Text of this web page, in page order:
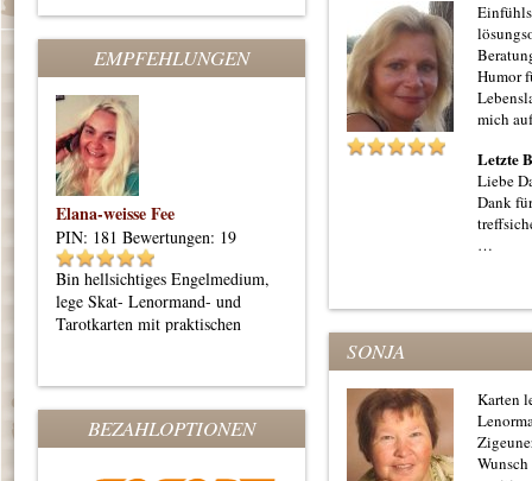
EMPFEHLUNGEN
Elana-weisse Fee
PIN: 181 Bewertungen: 19
Bin hellsichtiges Engelmedium,
lege Skat- Lenormand- und
Tarotkarten mit praktischen
BEZAHLOPTIONEN
Humor
mich
Letzte
Liebe
Dank
…
SONJA
Karten